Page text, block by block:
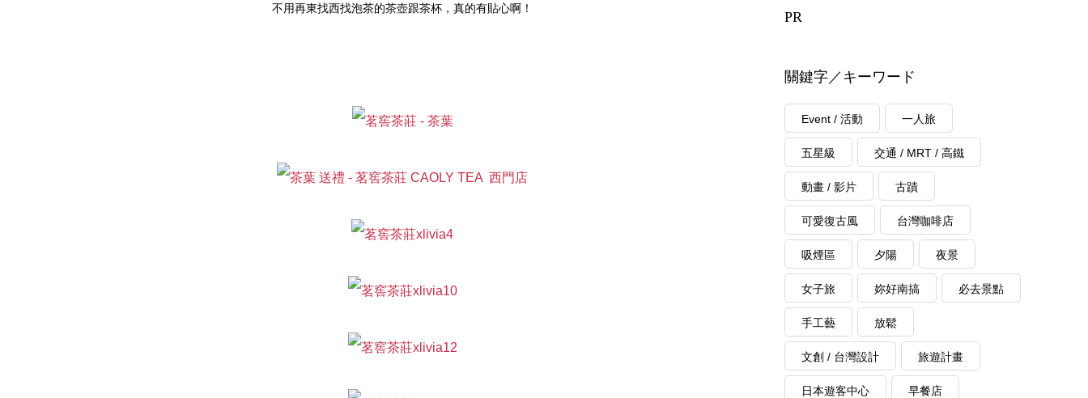
不用再東找西找泡茶的茶壺跟茶杯，真的有貼心啊！
PR
關鍵字／キーワード
Event / 活動 一人旅
五星級 交通 / MRT / 高鐵
動畫 / 影片 古蹟
可愛復古風 台灣咖啡店
吸煙區 夕陽 夜景
女子旅 妳好南搞 必去景點
手工藝 放鬆
文創 / 台灣設計 旅遊計畫
日本遊客中心 早餐店